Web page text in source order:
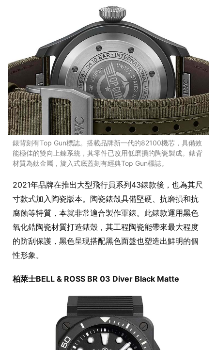
錶背刻有Top Gun標誌。搭載品牌新一代的82100機芯，具備效
能極佳的雙向上鍊系統，其零件已改用低磨損的陶瓷製成。錶背
材質為鈦金屬，旋入式底蓋刻有經典Top Gun標誌。
2021年品牌在推出大型飛行員系列43錶款後，也為其尺
寸款式加入陶瓷版本。陶瓷錶殼具備堅硬、抗磨損和抗
腐蝕等特質，本就非常適合製作軍錶。此錶款運用黑色
氧化鋯陶瓷材質打造錶殼，其工程陶瓷能帶來最大程度
的防刮保護，黑色呈現搭配黑色面盤也塑造出鮮明的個
性形象。
柏萊士BELL & ROSS BR 03 Diver Black Matte